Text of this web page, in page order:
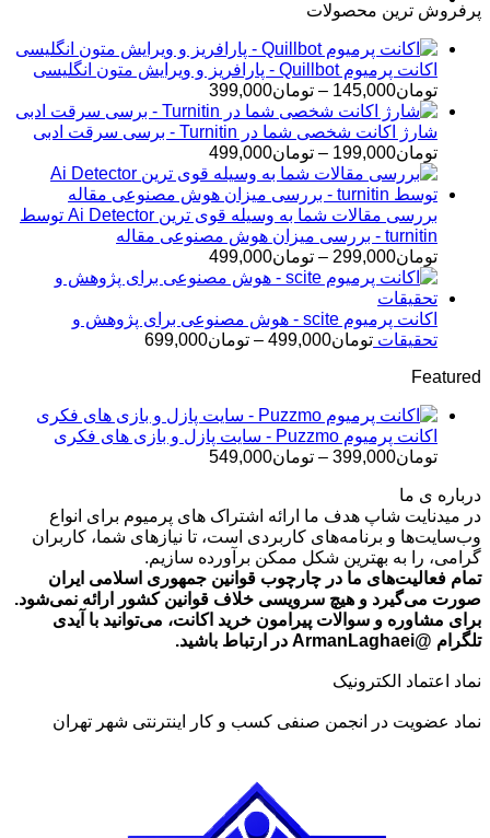
پرفروش ترین محصولات
اکانت پرمیوم Quillbot - پارافریز و ویرایش متون انگلیسی
تومان145,000
– تومان399,000محدوده
قیمت:
تومان145,000
تا
تومان399,000
شارژ اکانت شخصی شما در Turnitin - برسی سرقت ادبی
تومان199,000
– تومان499,000محدوده
قیمت:
تومان199,000
تا
تومان499,000
بررسی مقالات شما به وسیله قوی ترین Ai Detector توسط
turnitin - بررسی میزان هوش مصنوعی مقاله
تومان299,000
– تومان499,000محدوده
قیمت:
تا
تومان499,000
اکانت پرمیوم scite - هوش مصنوعی برای پژوهش و
تحقیقات تومان499,000
– تومان699,000محدوده
تومان699,000
Featured
اکانت پرمیوم Puzzmo - سایت پازل و بازی های فکری
تومان399,000
– تومان549,000
تا
تومان549,000
درباره ی ما
در میدنایت شاپ هدف ما ارائه اشتراک های پرمیوم برای انواع
وب‌سایت‌ها و برنامه‌های کاربردی است، تا نیازهای شما، کاربران
گرامی، را به بهترین شکل ممکن برآورده سازیم.
تمام فعالیت‌های ما در چارچوب قوانین جمهوری اسلامی ایران
صورت می‌گیرد و هیچ سرویسی خلاف قوانین کشور ارائه نمی‌شود.
برای مشاوره و سوالات پیرامون خرید اکانت، می‌توانید با آیدی
تلگرام @ArmanLaghaei در ارتباط باشید.
نماد اعتماد الکترونیک
نماد عضویت در انجمن صنفی کسب و کار اینترنتی شهر تهران